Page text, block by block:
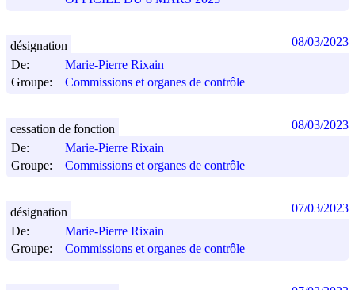
De:
Marie-Pierre Rixain
Groupe:
Commissions et organes de contrôle
désignation 08/03/2023
De:
Marie-Pierre Rixain
Groupe:
Commissions et organes de contrôle
cessation de fonction 08/03/2023
De:
Marie-Pierre Rixain
Groupe:
Commissions et organes de contrôle
désignation 07/03/2023